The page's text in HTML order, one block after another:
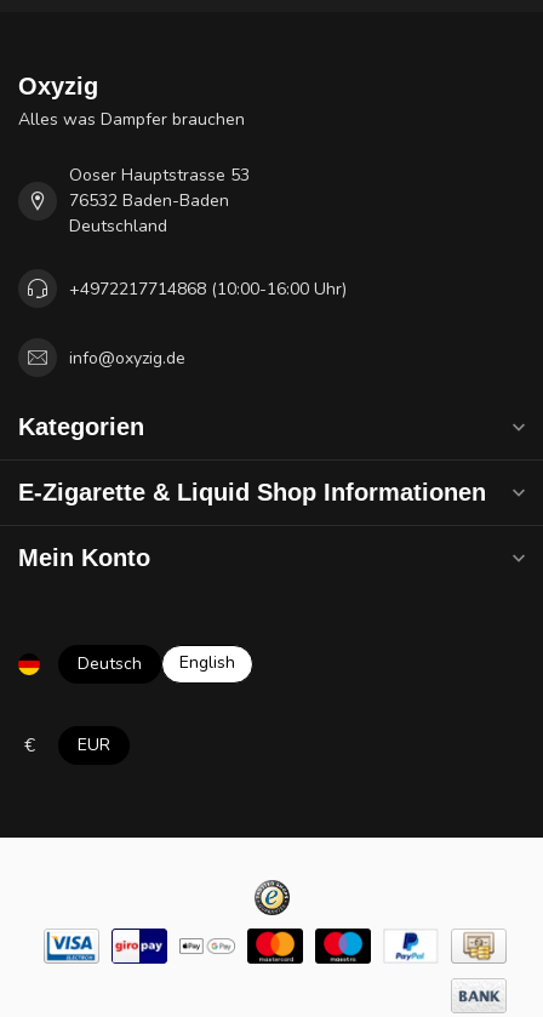
Oxyzig
Alles was Dampfer brauchen
Ooser Hauptstrasse 53
76532 Baden-Baden
Deutschland
+4972217714868 (10:00-16:00 Uhr)
info@oxyzig.de
Kategorien
E-Zigarette & Liquid Shop Informationen
Mein Konto
Deutsch English
€ EUR